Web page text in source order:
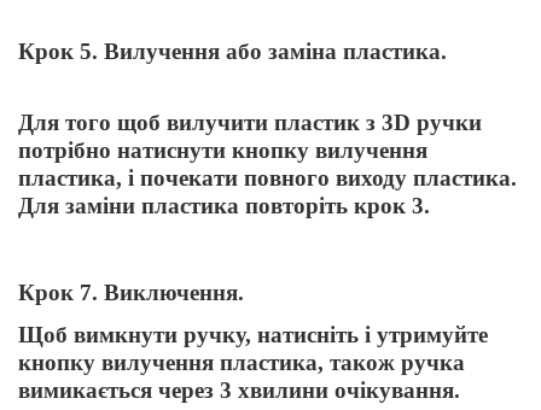
Крок 5. Вилучення або заміна пластика.
Для того щоб вилучити пластик з 3D ручки
потрібно натиснути кнопку вилучення
пластика, і почекати повного виходу пластика.
Для заміни пластика повторіть крок 3.
Крок 7. Виключення.
Щоб вимкнути ручку, натисніть і утримуйте
кнопку вилучення пластика, також ручка
вимикається через 3 хвилини очікування.